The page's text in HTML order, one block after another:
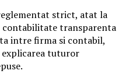
strict, atat la
contabilitate transparenta
intre firma si contabil,
tuturor